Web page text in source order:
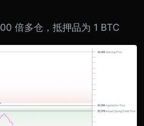
倍多仓，抵押品为 1 BTC